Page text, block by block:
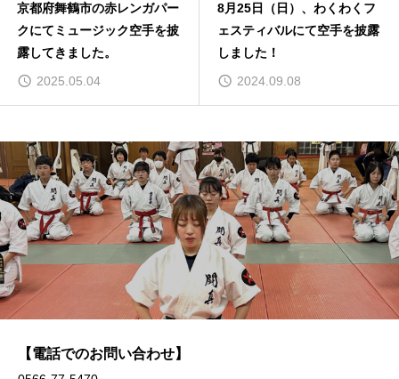
京都府舞鶴市の赤レンガパー
クにてミュージック空手を披
露してきました。
2025.05.04
8月25日（日）、わくわくフ
ェスティバルにて空手を披露
しました！
2024.09.08
【電話でのお問い合わせ】